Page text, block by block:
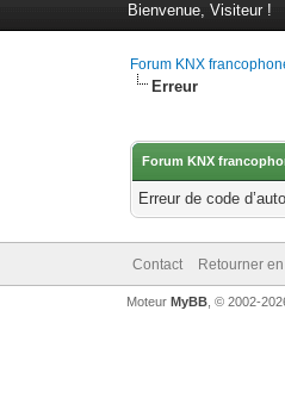
Bienvenue, Visiteur !
Forum KNX
Erreur
Forum KNX
Erreur de code
Contact Retourner
Moteur MyBB, © 2002-